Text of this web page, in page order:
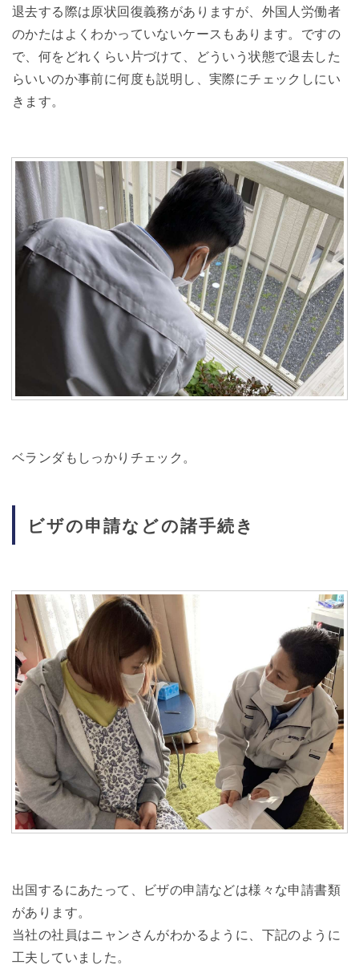
退去する際は原状回復義務がありますが、外国人労働者
のかたはよくわかっていないケースもあります。ですの
で、何をどれくらい片づけて、どういう状態で退去した
らいいのか事前に何度も説明し、実際にチェックしにい
きます。
ベランダもしっかりチェック。
ビザの申請などの諸手続き
出国するにあたって、ビザの申請などは様々な申請書類
があります。
当社の社員はニャンさんがわかるように、下記のように
工夫していました。